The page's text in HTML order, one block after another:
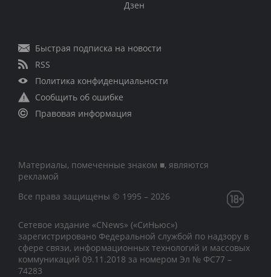
Дзен
Быстрая подписка на новости
RSS
Политика конфиденциальности
Сообщить об ошибке
Правовая информация
Материалы, помеченные знаком ■, являются
рекламой
Все права защищены © 1995 – 2026
Сетевое издание «CNews» («СиНьюс»)
зарегистрировано Федеральной службой по надзору в
сфере связи, информационных технологий и массовых
коммуникаций 09.11.2018 за номером Эл № ФС77 –
74283